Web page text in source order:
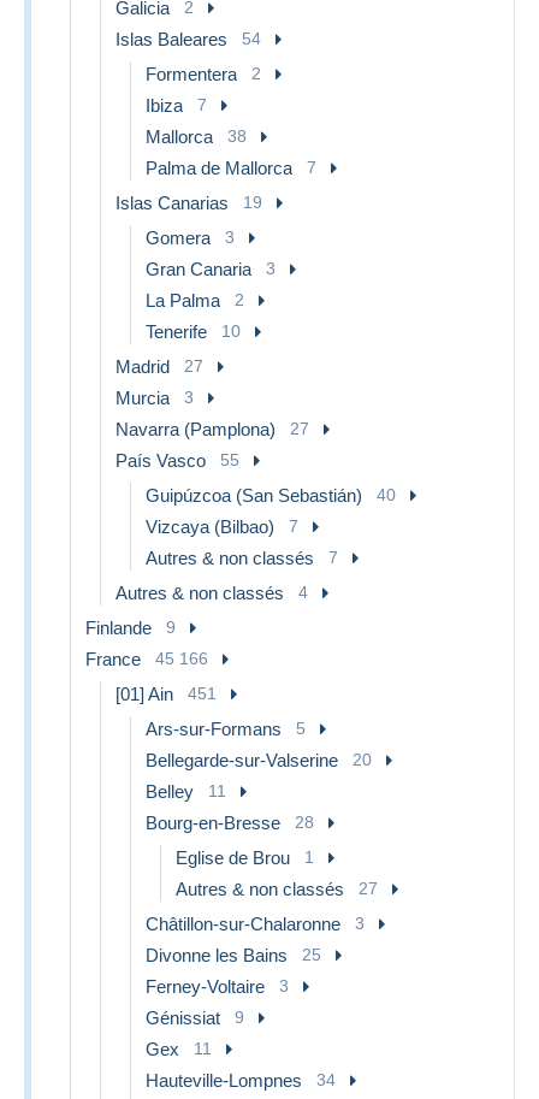
Galicia 2
Islas Baleares 54
Formentera 2
Ibiza 7
Mallorca 38
Palma de Mallorca 7
Islas Canarias 19
Gomera 3
Gran Canaria 3
La Palma 2
Tenerife 10
Madrid 27
Murcia 3
Navarra (Pamplona) 27
País Vasco 55
Guipúzcoa (San Sebastián) 40
Vizcaya (Bilbao) 7
Autres & non classés 7
Autres & non classés 4
Finlande 9
France 45 166
[01] Ain 451
Ars-sur-Formans 5
Bellegarde-sur-Valserine 20
Belley 11
Bourg-en-Bresse 28
Eglise de Brou 1
Autres & non classés 27
Châtillon-sur-Chalaronne 3
Divonne les Bains 25
Ferney-Voltaire 3
Génissiat 9
Gex 11
Hauteville-Lompnes 34